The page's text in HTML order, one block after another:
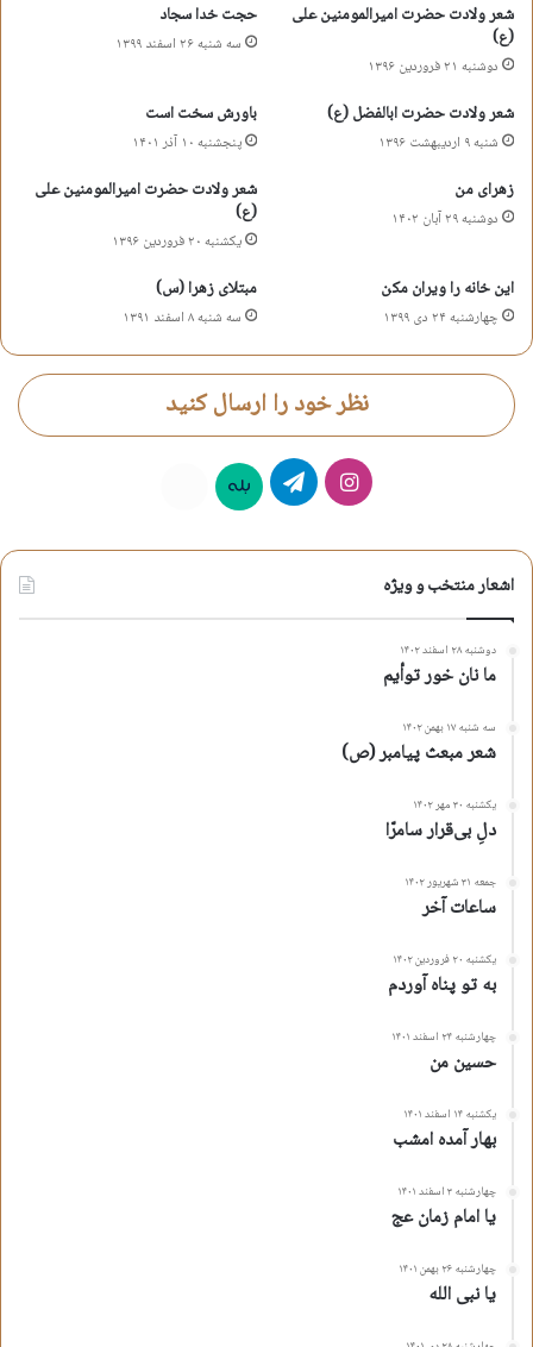
شعر ولادت حضرت امیرالمومنین علی
(ع)
دوشنبه ۲۱ فروردین ۱۳۹۶
حجت خدا سجاد
سه شنبه ۲۶ اسفند ۱۳۹۹
شعر ولادت حضرت ابالفضل (ع)
شنبه ۹ اردیبهشت ۱۳۹۶
باورش سخت است
پنجشنبه ۱۰ آذر ۱۴۰۱
زهرای من
دوشنبه ۲۹ آبان ۱۴۰۲
شعر ولادت حضرت امیرالمومنین علی
(ع)
یکشنبه ۲۰ فروردین ۱۳۹۶
این خانه را ویران مکن
چهارشنبه ۲۴ دی ۱۳۹۹
مبتلای زهرا (س)
سه شنبه ۸ اسفند ۱۳۹۱
نظر خود را ارسال کنید
اینستاگرامتلگرام بله
اشعار منتخب و ویژه
دوشنبه ۲۸ اسفند ۱۴۰۲
ما نان خور توأیم
سه شنبه ۱۷ بهمن ۱۴۰۲
شعر مبعث پیامبر (ص)
یکشنبه ۳۰ مهر ۱۴۰۲
دلِ بی‌قرار سامرّا
جمعه ۳۱ شهریور ۱۴۰۲
ساعات آخر
یکشنبه ۲۰ فروردین ۱۴۰۲
به تو پناه آوردم
چهارشنبه ۲۴ اسفند ۱۴۰۱
حسین من
یکشنبه ۱۴ اسفند ۱۴۰۱
بهار آمده امشب
چهارشنبه ۳ اسفند ۱۴۰۱
یا امام زمان عج
چهارشنبه ۲۶ بهمن ۱۴۰۱
یا نبی الله